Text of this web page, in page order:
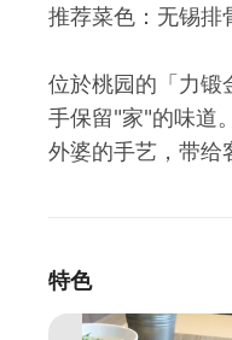
推荐菜色：无锡排
位於桃园的「力锻
手保留"家"的味道
外婆的手艺，带给
特色